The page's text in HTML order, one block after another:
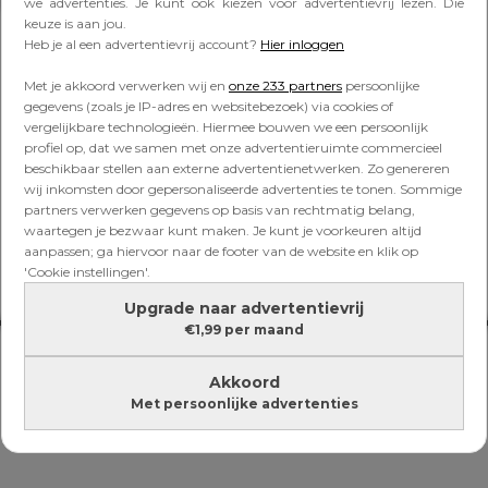
keuze is aan jou.
Heb je al een advertentievrij account? Hier inloggen
Met je akkoord verwerken wij en onze 233 partners persoonlijke
gegevens (zoals je IP-adres en websitebezoek) via cookies of
vergelijkbare technologieën. Hiermee bouwen we een persoonlijk
profiel op, dat we samen met onze advertentieruimte commercieel
beschikbaar stellen aan externe advertentienetwerken. Zo genereren
wij inkomsten door gepersonaliseerde advertenties te tonen. Sommige
partners verwerken gegevens op basis van rechtmatig belang,
waartegen je bezwaar kunt maken. Je kunt je voorkeuren altijd
aanpassen; ga hiervoor naar de footer van de website en klik op
'Cookie instellingen'.
Upgrade naar advertentievrij
€1,99 per maand
Akkoord
Met persoonlijke advertenties